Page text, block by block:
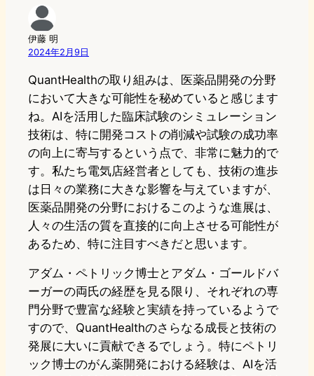
伊藤 明
2024年2月9日
QuantHealthの取り組みは、医薬品開発の分野
において大きな可能性を秘めていると感じます
ね。AIを活用した臨床試験のシミュレーション
技術は、特に開発コストの削減や試験の成功率
の向上に寄与するという点で、非常に魅力的で
す。私たち電気店経営者としても、技術の進歩
は日々の業務に大きな影響を与えていますが、
医薬品開発の分野におけるこのような進展は、
人々の生活の質を直接的に向上させる可能性が
あるため、特に注目すべきだと思います。
アダム・ペトリック博士とアダム・ゴールドバ
ーガーの両氏の経歴を見る限り、それぞれの専
門分野で豊富な経験と実績を持っているようで
すので、QuantHealthのさらなる成長と技術の
発展に大いに貢献できるでしょう。特にペトリ
ック博士のがん薬開発における経験は、AIを活